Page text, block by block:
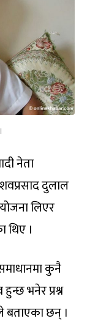
नेता
दुलाल
लिएर
थिए ।
कुनै
भनेर प्रश्न
बताएका छन् ।